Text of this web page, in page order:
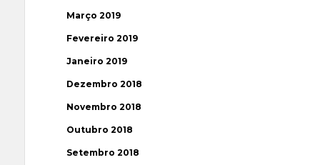
Março 2019
Fevereiro 2019
Janeiro 2019
Dezembro 2018
Novembro 2018
Outubro 2018
Setembro 2018